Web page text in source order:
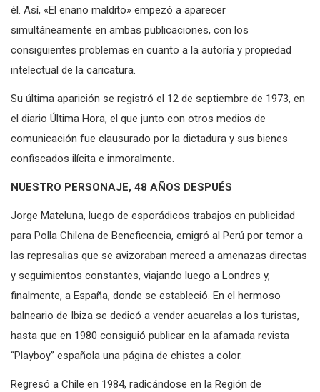
perteneciente al partido socialista, llevándose su personaje con
él. Así, «El enano maldito» empezó a aparecer
simultáneamente en ambas publicaciones, con los
consiguientes problemas en cuanto a la autoría y propiedad
Su última aparición se registró el 12 de septiembre de 1973, en
el diario Última Hora, el que junto con otros medios de
comunicación fue clausurado por la dictadura y sus bienes
Jorge Mateluna, luego de esporádicos trabajos en publicidad
para Polla Chilena de Beneficencia, emigró al Perú por temor a
las represalias que se avizoraban merced a amenazas directas
y seguimientos constantes, viajando luego a Londres y,
finalmente, a España, donde se estableció. En el hermoso
balneario de Ibiza se dedicó a vender acuarelas a los turistas,
hasta que en 1980 consiguió publicar en la afamada revista